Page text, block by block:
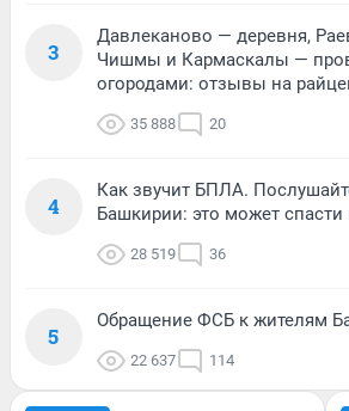
3
Давлеканово — деревня,
Чишмы и Кармаскалы —
огородами: отзывы на
35 888 20
4
Как звучит БПЛА.
Башкирии: это может
28 519 36
5
Обращение ФСБ к жителям
22 637 114